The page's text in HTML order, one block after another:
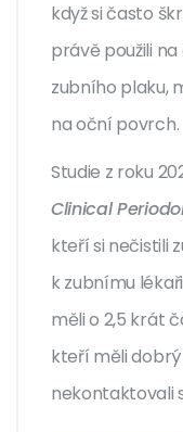
když si často
právě použili
zubního plaku,
na oční povrch.
Studie z roku
Clinical
kteří si nečistili
k zubnímu
měli o 2,5 krát
kteří měli dobrý
nekontaktovali